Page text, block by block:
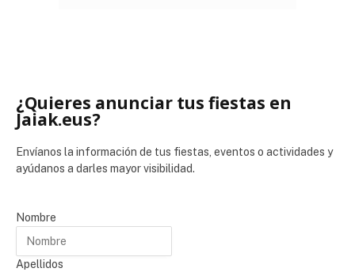
¿Quieres anunciar tus fiestas en
Jaiak.eus?
Envíanos la información de tus fiestas, eventos o actividades y
ayúdanos a darles mayor visibilidad.
Nombre
Apellidos